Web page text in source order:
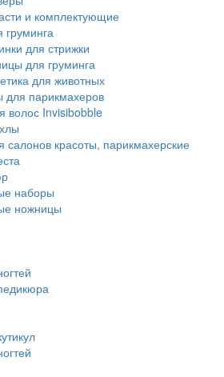
и комплектующие
груминга
для стрижки
для груминга
для животных
для парикмахеров
волос Invisibobble
салонов красоты, парикмахерские
наборы
ножницы